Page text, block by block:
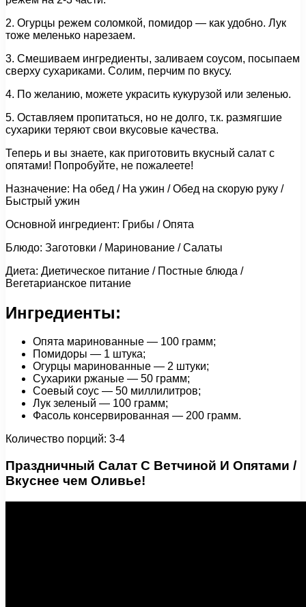
2. Огурцы режем соломкой, помидор — как удобно. Лук
тоже меленько нарезаем.
3. Смешиваем ингредиенты, заливаем соусом, посыпаем
сверху сухариками. Солим, перчим по вкусу.
4. По желанию, можете украсить кукурузой или зеленью.
5. Оставляем пропитаться, но не долго, т.к. размягшие
сухарики теряют свои вкусовые качества.
Теперь и вы знаете, как приготовить вкусный салат с
опятами! Попробуйте, не пожалеете!
Назначение: На обед / На ужин / Обед на скорую руку /
Быстрый ужин
Основной ингредиент: Грибы / Опята
Блюдо: Заготовки / Маринование / Салаты
Диета: Диетическое питание / Постные блюда /
Вегетарианское питание
Ингредиенты:
Опята маринованные — 100 грамм;
Помидоры — 1 штука;
Огурцы маринованные — 2 штуки;
Сухарики ржаные — 50 грамм;
Соевый соус — 50 миллилитров;
Лук зеленый — 100 грамм;
Фасоль консервированная — 200 грамм.
Количество порций: 3-4
Праздничный Салат С Ветчиной И Опятами /
Вкуснее чем Оливье!